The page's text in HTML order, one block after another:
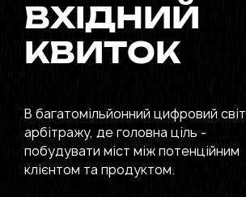
ВХІДНИЙ
КВИТОК
В багатомільйонний цифровий світ
арбітражу, де головна ціль -
побудувати міст між потенційним
клієнтом та продуктом.